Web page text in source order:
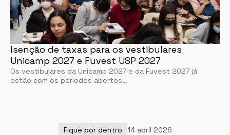
Isenção de taxas para os vestibulares
Unicamp 2027 e Fuvest USP 2027
Os vestibulares da Unicamp 2027 e da Fuvest 2027 já
estão com os períodos abertos…
Fique por dentro 14 abril 2026